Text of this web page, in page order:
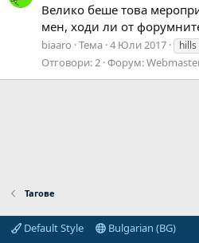
Велико беше това
мен, ходи ли от
biaaro Тема 4 Юли 2017
Отговори: 2 Форум:
Тагове
Default Style Bulgarian (BG)